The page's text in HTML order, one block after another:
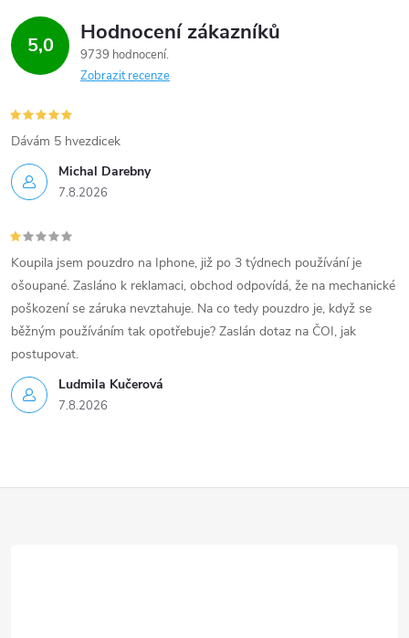
5,0 Hodnocení zákazníků
9739 hodnocení
Zobrazit recenze
Michal Darebny
7.8.2026
Dávám 5 hvezdicek
Ludmila Kučerová
7.8.2026
Koupila jsem pouzdro na Iphone, již po 3 týdnech používání je
ošoupané. Zasláno k reklamaci, obchod odpovídá, že na mechanické
poškození se záruka nevztahuje. Na co tedy pouzdro je, když se
běžným používáním tak opotřebuje? Zaslán dotaz na ČOI, jak
postupovat.